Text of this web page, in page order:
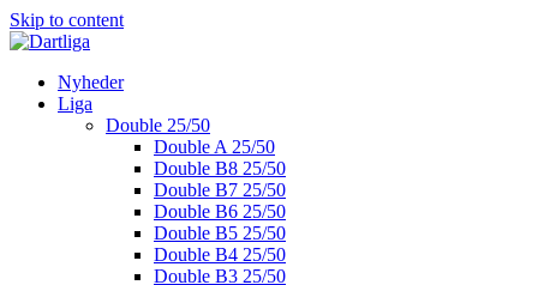
Skip to content
Nyheder
Liga
Double 25/50
Double A 25/50
Double B8 25/50
Double B7 25/50
Double B6 25/50
Double B5 25/50
Double B4 25/50
Double B3 25/50